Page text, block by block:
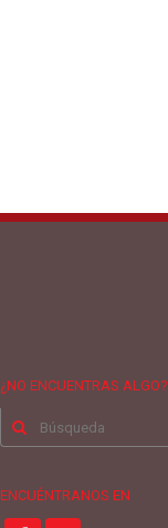
¿NO ENCUENTRAS ALGO?
Buscar
por:
ENCUÉNTRANOS EN